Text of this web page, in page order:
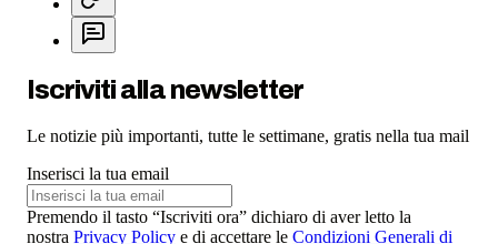
Iscriviti alla newsletter
Le notizie più importanti, tutte le settimane, gratis nella tua mail
Inserisci la tua email
Premendo il tasto “Iscriviti ora” dichiaro di aver letto la
nostra Privacy Policy e di accettare le Condizioni Generali di